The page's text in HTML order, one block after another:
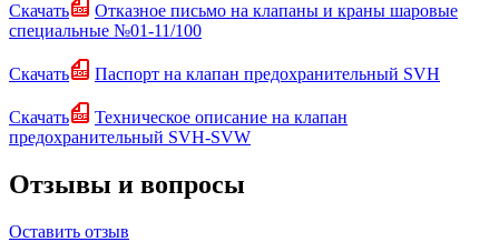
Скачать
Отказное письмо на клапаны и краны шаровые
специальные №01-11/100
Скачать Паспорт на клапан предохранительный SVH
Скачать
Техническое описание на клапан
предохранительный SVH-SVW
Отзывы и вопросы
Оставить отзыв